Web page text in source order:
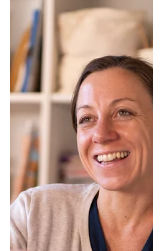
Todo sobre el nuevo episodio del
podcast de Comunidad Craft con Vicky
López de My Fun Time.